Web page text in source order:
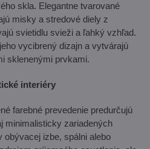
skla. Elegantne tvarované
misky a stredové diely z
svietidlu svieži a ľahký vzhľad.
vycibrený dizajn a vytvárajú
sklenenými prvkami.
interiéry
farebné prevedenie predurčujú
minimalisticky zariadených
obývacej izbe, spálni alebo